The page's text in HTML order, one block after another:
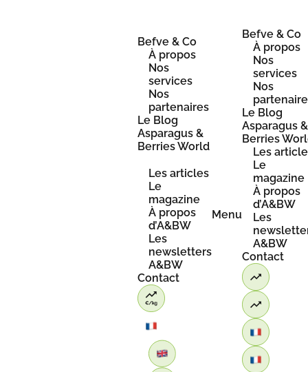
Befve & Co
À propos
Nos
services
Nos
partenaires
Le Blog
Asparagus &
Berries World
Les articles
Le
magazine
À propos
d’A&BW
Les
newsletters
A&BW
Contact
Menu
Befve & Co
À propos
Nos
services
Nos
Le Blog
Asparagus &
Berries
Les
Le
magazine
À propos
d’A&BW
Les
A&BW
Contact